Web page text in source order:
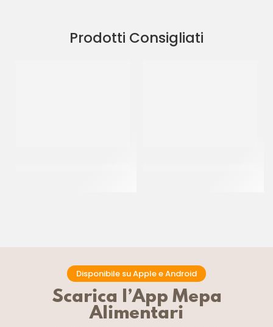
Prodotti Consigliati
Disponibile su Apple e Android
Scarica l’App Mepa
Alimentari